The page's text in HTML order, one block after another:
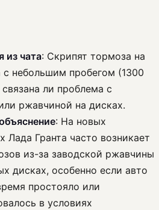
из чата: Скрипят тормоза на
с небольшим пробегом (1300
ли проблема с
ржавчиной на дисках.
: На новых
Лада Гранта часто возникает
из-за заводской ржавчины
дисках, особенно если авто
простояло или
в условиях